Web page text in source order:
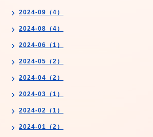
2024-09（4）
2024-08（4）
2024-06（1）
2024-05（2）
2024-04（2）
2024-03（1）
2024-02（1）
2024-01（2）